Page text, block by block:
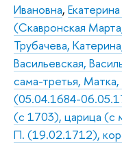
Ивановна,
(Скавронская
Трубачева,
Васильевская,
сама-третья, Матка,
(05.04.1684-
(с 1703), царица (с
П. (19.02.1712),